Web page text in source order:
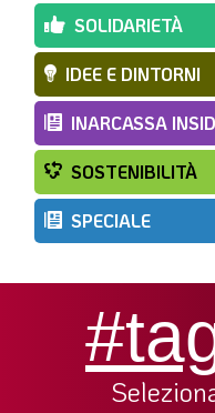
SOLIDARIETÀ
IDEE E DINTORNI
INARCASSA
SOSTENIBILITÀ
SPECIALE